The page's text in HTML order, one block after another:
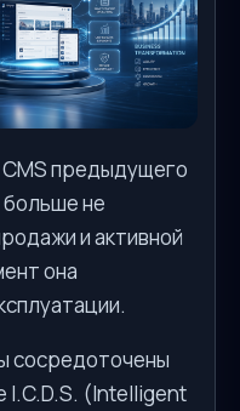
предыдущего
больше не
и активной
она
сосредоточены
I.C.D.S. (Intelligent